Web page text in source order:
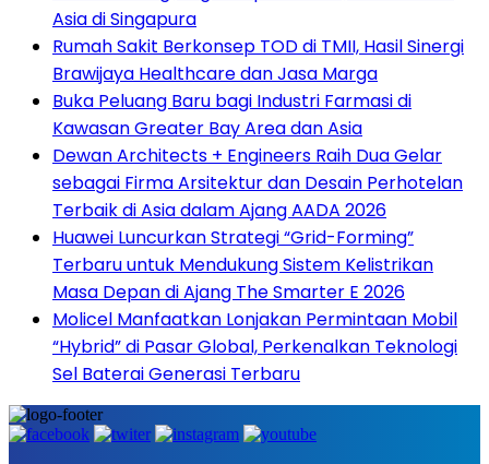
Asia di Singapura
Rumah Sakit Berkonsep TOD di TMII, Hasil Sinergi
Brawijaya Healthcare dan Jasa Marga
Buka Peluang Baru bagi Industri Farmasi di
Kawasan Greater Bay Area dan Asia
Dewan Architects + Engineers Raih Dua Gelar
sebagai Firma Arsitektur dan Desain Perhotelan
Terbaik di Asia dalam Ajang AADA 2026
Huawei Luncurkan Strategi “Grid-Forming”
Terbaru untuk Mendukung Sistem Kelistrikan
Masa Depan di Ajang The Smarter E 2026
Molicel Manfaatkan Lonjakan Permintaan Mobil
“Hybrid” di Pasar Global, Perkenalkan Teknologi
Sel Baterai Generasi Terbaru